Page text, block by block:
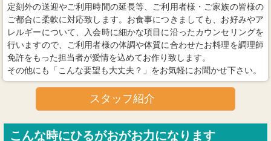
定刻外の送迎やご利用時間の延長等、ご利用者様・ご家族の皆様の
ご都合に柔軟に対応致します。お食事につきましても、お好みやア
レルギーについて、入会時に細かな項目に沿ったカウンセリングを
行いますので、ご利用者様の体調や体質に合わせたお料理を調理師
免許をもった担当者が愛情を込めてお作り致します。
その他にも「こんな要望も大丈夫？」をお気軽にお聞かせ下さい。
スタッフ紹介
こんな時にひるがおがお力になります